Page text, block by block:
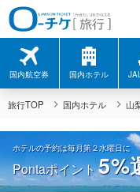
国内航空券 国内ホテル
旅行TOP 国内ホテル 山
ホテルの予約は毎月第２水曜日に
Pontaポイント5%